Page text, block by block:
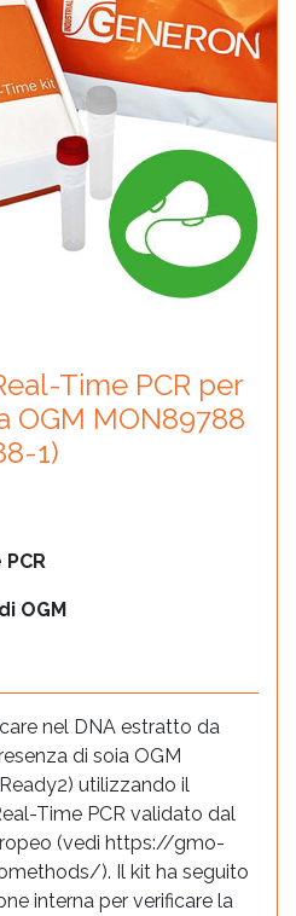
Time PCR per
OGM MON89788
1)
OGM
nel DNA estratto da
di soia OGM
utilizzando il
Time PCR validato dal
(vedi https://gmo-
). Il kit ha seguito
interna per verificare la